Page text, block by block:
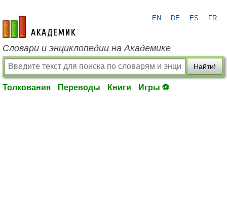
academic.ru
EN DE ES FR
Словари и энциклопедии на Академике
Найти!
Толкования Переводы Книги Игры ⚽